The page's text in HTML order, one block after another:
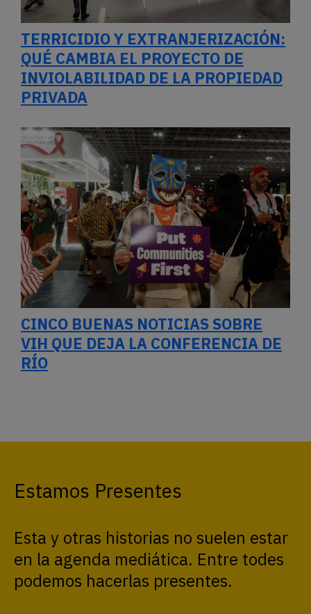
TERRICIDIO Y EXTRANJERIZACIÓN:
QUÉ CAMBIA EL PROYECTO DE
INVIOLABILIDAD DE LA PROPIEDAD
PRIVADA
CINCO BUENAS NOTICIAS SOBRE
VIH QUE DEJA LA CONFERENCIA DE
RÍO
Estamos Presentes
Esta y otras historias no suelen estar
en la agenda mediática. Entre todes
podemos hacerlas presentes.